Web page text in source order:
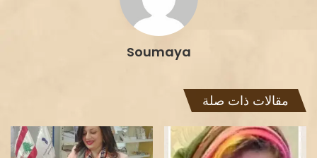
Soumaya
مقالات ذات صلة